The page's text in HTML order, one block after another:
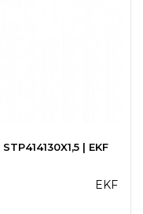
| EKF
EKF